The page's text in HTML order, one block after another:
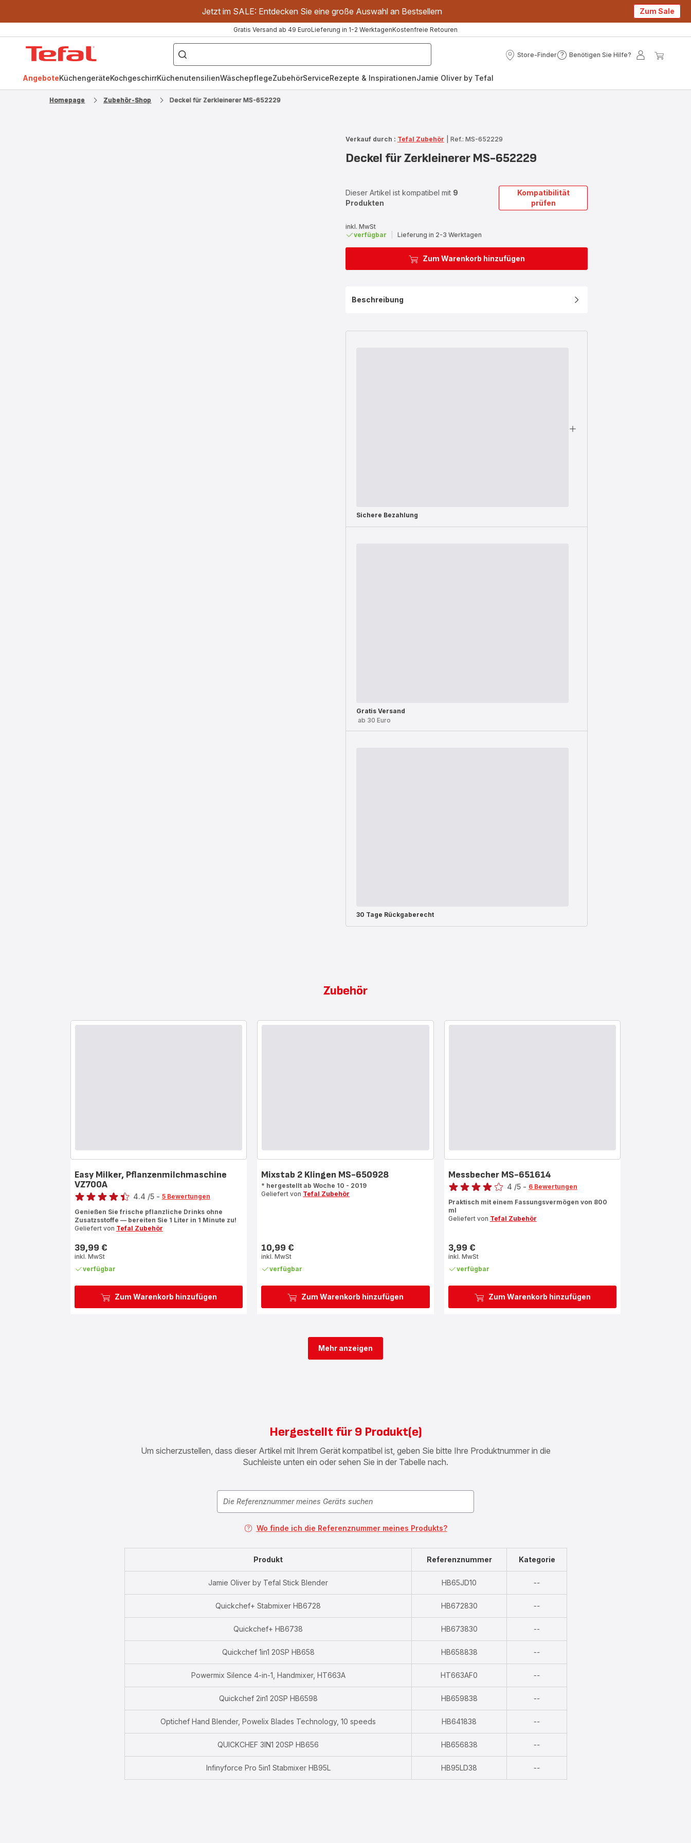
Jetzt im SALE: Entdecken Sie eine große Auswahl an Bestsellern Zum Sale
Gratis Versand ab 49 EuroLieferung in 1-2 WerktagenKostenfreie Retouren
["OptiGrill","Easy
Fry","Pfanne"]
Store-Finder
Store-
Benötigen Sie Hilfe?
Benötigen
Mein
AngeboteKüchengeräteKochgeschirrKüchenutensilienWäschepflegeZubehörServiceRezepte & InspirationenJamie Oliver by Tefal
Homepage Zubehör-Shop Deckel für Zerkleinerer MS-652229
Verkauf durch : Tefal Zubehör Ref.: MS-652229
Deckel für Zerkleinerer MS-652229
Dieser Artikel ist kompatibel mit 9
Produkten
Kompatibilität
prüfen
inkl. MwSt
verfügbar
Lieferung in 2-3 Werktagen
Zum Warenkorb hinzufügen
Beschreibung
Sichere Bezahlung
Gratis Versand
ab 30 Euro
30 Tage Rückgaberecht
Zubehör
Zum Warenkorb hinzufügen
Easy Milker, Pflanzenmilchmaschine
VZ700A
Bewertung
4.4 /5 - 5 Bewertungen
Genießen Sie frische pflanzliche Drinks ohne
Zusatzsstoffe — bereiten Sie 1 Liter in 1 Minute zu!
Geliefert von Tefal Zubehör
Preis
39,99 €
inkl. MwSt
verfügbar
Zum Warenkorb hinzufügen
Mixstab 2 Klingen MS-650928
* hergestellt ab Woche 10 - 2019
Geliefert von Tefal Zubehör
Preis
10,99 €
inkl. MwSt
verfügbar
Zum Warenkorb hinzufügen
Messbecher MS-651614
Bewertung
mit
4
4 /5 - 6 Bewertungen
Praktisch mit einem Fassungsvermögen von 800
ml
Geliefert von Tefal Zubehör
Preis
3,99 €
inkl. MwSt
verfügbar
Mehr anzeigen
Hergestellt für 9 Produkt(e)
Um sicherzustellen, dass dieser Artikel mit Ihrem Gerät kompatibel ist, geben Sie bitte Ihre Produktnummer in die
Suchleiste unten ein oder sehen Sie in der Tabelle nach.
Wo finde ich die Referenznummer meines Produkts?
Produkt Referenznummer Kategorie
Jamie Oliver by Tefal Stick Blender HB65JD10 --
verfügbar
Quickchef+ Stabmixer HB6728
HB672830 --
verfügbar
Quickchef+ HB6738
HB673830 --
verfügbar
Quickchef 1in1 20SP HB658
HB658838 --
verfügbar
Powermix Silence 4-in-1, Handmixer, HT663A
HT663AF0 --
verfügbar
Quickchef 2in1 20SP HB6598
HB659838 --
verfügbar
Optichef Hand Blender, Powelix Blades Technology, 10 speeds
HB641838 --
verfügbar
QUICKCHEF 3IN1 20SP HB656
HB656838 --
verfügbar
Infinyforce Pro 5in1 Stabmixer HB95L
HB95LD38 --
verfügbar